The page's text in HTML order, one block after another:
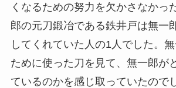
くなるための努力を欠かさなかっ
郎の元刀鍛冶である鉄井戸は無一
してくれていた人の1人でした。
ために使った刀を見て、無一郎が
ているのかを感じ取っていたので